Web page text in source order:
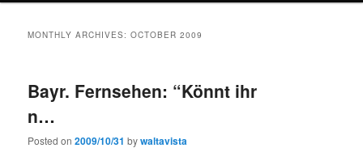
MONTHLY ARCHIVES:OCTOBER 2009
Bayr. Fernsehen: “Könnt ihr
n…
Posted on2009/10/31 bywaltavista